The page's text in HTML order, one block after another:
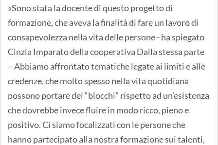
«Sono stata la docente di questo progetto di
formazione, che aveva la finalità di fare un lavoro di
consapevolezza nella vita delle persone - ha spiegato
Cinzia Imparato della cooperativa Dalla stessa parte
– Abbiamo affrontato tematiche legate ai limiti e alle
credenze, che molto spesso nella vita quotidiana
possono portare dei “blocchi” rispetto ad un’esistenza
che dovrebbe invece fluire in modo ricco, pieno e
positivo. Ci siamo focalizzati con le persone che
hanno partecipato alla nostra formazione sui talenti,